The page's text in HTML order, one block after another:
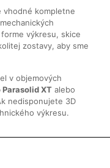
vhodné kompletne
výkresu, skice
zostavy, aby sme
v objemových
Parasolid XT alebo
nedisponujete 3D
výkresu.